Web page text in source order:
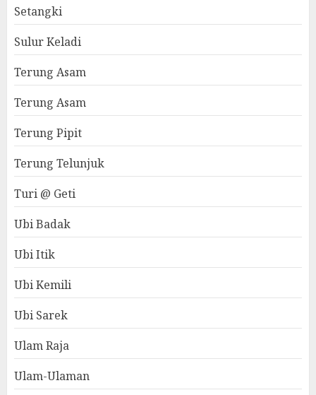
Setangki
Sulur Keladi
Terung Asam
Terung Asam
Terung Pipit
Terung Telunjuk
Turi @ Geti
Ubi Badak
Ubi Itik
Ubi Kemili
Ubi Sarek
Ulam Raja
Ulam-Ulaman